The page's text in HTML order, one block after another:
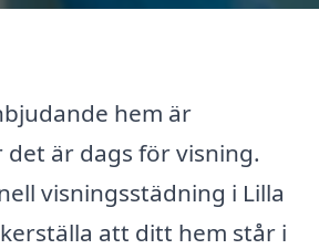
hem är
är dags för visning.
visningsstädning i Lilla
att ditt hem står i